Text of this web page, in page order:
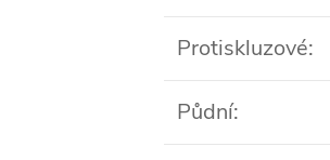
Protiskluzové:
Půdní: